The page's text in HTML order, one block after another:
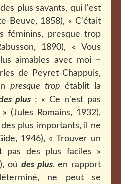
plus savants, qui l'est
Beuve, 1858), « C'était
féminins, presque trop
1890), « Vous
aimables avec moi −
de Peyret-Chappuis,
presque trop établit la
plus ; « Ce n'est pas
(Jules Romains, 1932),
plus importants, il ne
1946), « Trouver un
pas des plus faciles »
où des plus, en rapport
ne peut se